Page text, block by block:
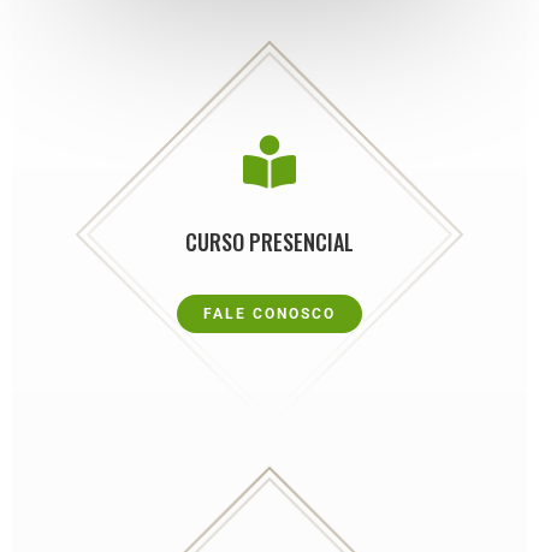

CURSO PRESENCIAL
FALE CONOSCO